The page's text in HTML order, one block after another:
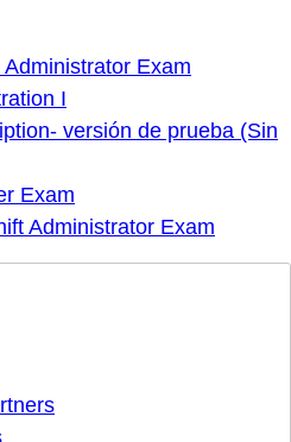
Exam
I
versión de prueba (Sin
Exam
Administrator Exam